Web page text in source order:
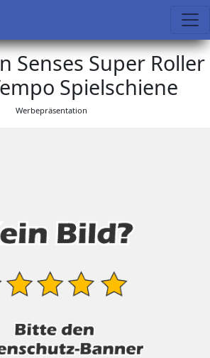
Senses Super Roller
Spielschiene
Werbepräsentation